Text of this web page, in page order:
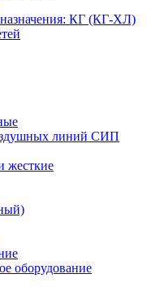
КГ (КГ-ХЛ)
линий СИП
жесткие
оборудование